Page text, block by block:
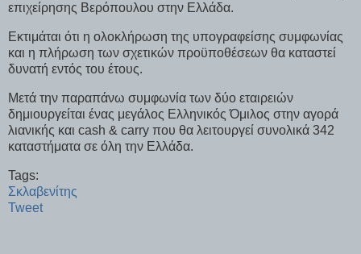
επιχείρησης Βερόπουλου στην Ελλάδα.
Εκτιμάται ότι η ολοκλήρωση της υπογραφείσης συμφωνίας
και η πλήρωση των σχετικών προϋποθέσεων θα καταστεί
δυνατή εντός του έτους.
Μετά την παραπάνω συμφωνία των δύο εταιρειών
δημιουργείται ένας μεγάλος Ελληνικός Όμιλος στην αγορά
λιανικής και cash & carry που θα λειτουργεί συνολικά 342
καταστήματα σε όλη την Ελλάδα.
Tags:
Σκλαβενίτης
Tweet